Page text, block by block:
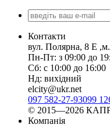
Контакти
вул. Полярна, 8 Е
Пн-Пт: з 09:00 до
Сб: с 10:00 до 16:00
Нд: вихідний
elcity@ukr.net
097 582-27-93099
© 2015—2026
Компанія